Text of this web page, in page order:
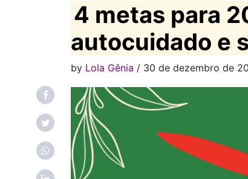
4 metas para
autocuidado e
by Lola Gênia / 30 de dezembro de